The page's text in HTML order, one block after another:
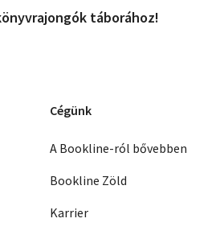
táborához!
Cégünk
A Bookline-ról bővebben
Bookline Zöld
Karrier